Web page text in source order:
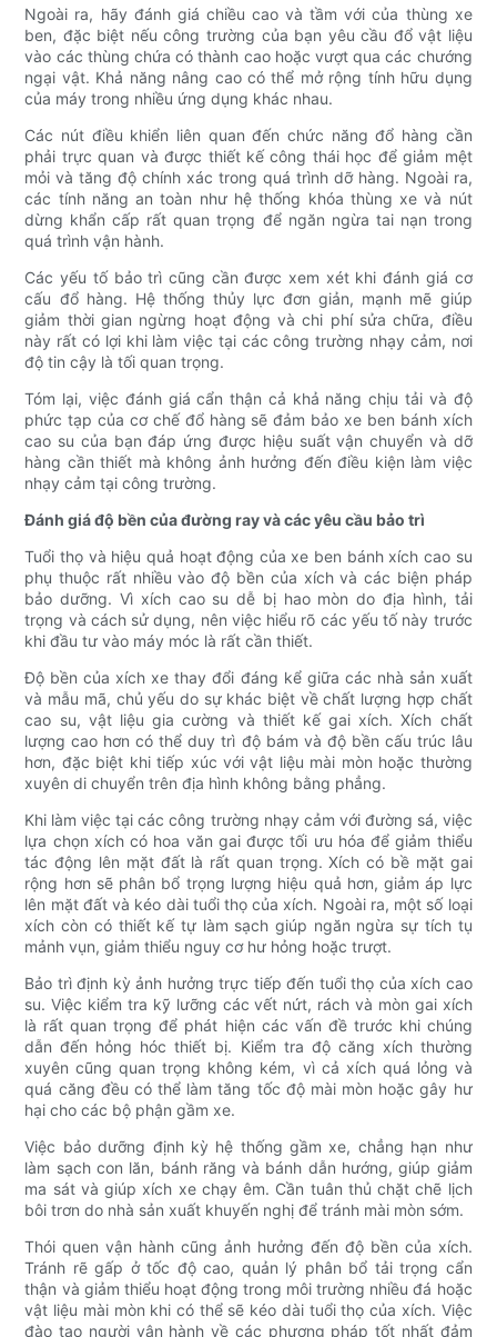
Ngoài ra, hãy đánh giá chiều cao và tầm với của thùng xe
ben, đặc biệt nếu công trường của bạn yêu cầu đổ vật liệu
vào các thùng chứa có thành cao hoặc vượt qua các chướng
ngại vật. Khả năng nâng cao có thể mở rộng tính hữu dụng
của máy trong nhiều ứng dụng khác nhau.
Các nút điều khiển liên quan đến chức năng đổ hàng cần
phải trực quan và được thiết kế công thái học để giảm mệt
mỏi và tăng độ chính xác trong quá trình dỡ hàng. Ngoài ra,
các tính năng an toàn như hệ thống khóa thùng xe và nút
dừng khẩn cấp rất quan trọng để ngăn ngừa tai nạn trong
quá trình vận hành.
Các yếu tố bảo trì cũng cần được xem xét khi đánh giá cơ
cấu đổ hàng. Hệ thống thủy lực đơn giản, mạnh mẽ giúp
giảm thời gian ngừng hoạt động và chi phí sửa chữa, điều
này rất có lợi khi làm việc tại các công trường nhạy cảm, nơi
độ tin cậy là tối quan trọng.
Tóm lại, việc đánh giá cẩn thận cả khả năng chịu tải và độ
phức tạp của cơ chế đổ hàng sẽ đảm bảo xe ben bánh xích
cao su của bạn đáp ứng được hiệu suất vận chuyển và dỡ
hàng cần thiết mà không ảnh hưởng đến điều kiện làm việc
nhạy cảm tại công trường.
Đánh giá độ bền của đường ray và các yêu cầu bảo trì
Tuổi thọ và hiệu quả hoạt động của xe ben bánh xích cao su
phụ thuộc rất nhiều vào độ bền của xích và các biện pháp
bảo dưỡng. Vì xích cao su dễ bị hao mòn do địa hình, tải
trọng và cách sử dụng, nên việc hiểu rõ các yếu tố này trước
khi đầu tư vào máy móc là rất cần thiết.
Độ bền của xích xe thay đổi đáng kể giữa các nhà sản xuất
và mẫu mã, chủ yếu do sự khác biệt về chất lượng hợp chất
cao su, vật liệu gia cường và thiết kế gai xích. Xích chất
lượng cao hơn có thể duy trì độ bám và độ bền cấu trúc lâu
hơn, đặc biệt khi tiếp xúc với vật liệu mài mòn hoặc thường
xuyên di chuyển trên địa hình không bằng phẳng.
Khi làm việc tại các công trường nhạy cảm với đường sá, việc
lựa chọn xích có hoa văn gai được tối ưu hóa để giảm thiểu
tác động lên mặt đất là rất quan trọng. Xích có bề mặt gai
rộng hơn sẽ phân bổ trọng lượng hiệu quả hơn, giảm áp lực
lên mặt đất và kéo dài tuổi thọ của xích. Ngoài ra, một số loại
xích còn có thiết kế tự làm sạch giúp ngăn ngừa sự tích tụ
mảnh vụn, giảm thiểu nguy cơ hư hỏng hoặc trượt.
Bảo trì định kỳ ảnh hưởng trực tiếp đến tuổi thọ của xích cao
su. Việc kiểm tra kỹ lưỡng các vết nứt, rách và mòn gai xích
là rất quan trọng để phát hiện các vấn đề trước khi chúng
dẫn đến hỏng hóc thiết bị. Kiểm tra độ căng xích thường
xuyên cũng quan trọng không kém, vì cả xích quá lỏng và
quá căng đều có thể làm tăng tốc độ mài mòn hoặc gây hư
hại cho các bộ phận gầm xe.
Việc bảo dưỡng định kỳ hệ thống gầm xe, chẳng hạn như
làm sạch con lăn, bánh răng và bánh dẫn hướng, giúp giảm
ma sát và giúp xích xe chạy êm. Cần tuân thủ chặt chẽ lịch
bôi trơn do nhà sản xuất khuyến nghị để tránh mài mòn sớm.
Thói quen vận hành cũng ảnh hưởng đến độ bền của xích.
Tránh rẽ gấp ở tốc độ cao, quản lý phân bổ tải trọng cẩn
thận và giảm thiểu hoạt động trong môi trường nhiều đá hoặc
vật liệu mài mòn khi có thể sẽ kéo dài tuổi thọ của xích. Việc
đào tạo người vận hành về các phương pháp tốt nhất đảm